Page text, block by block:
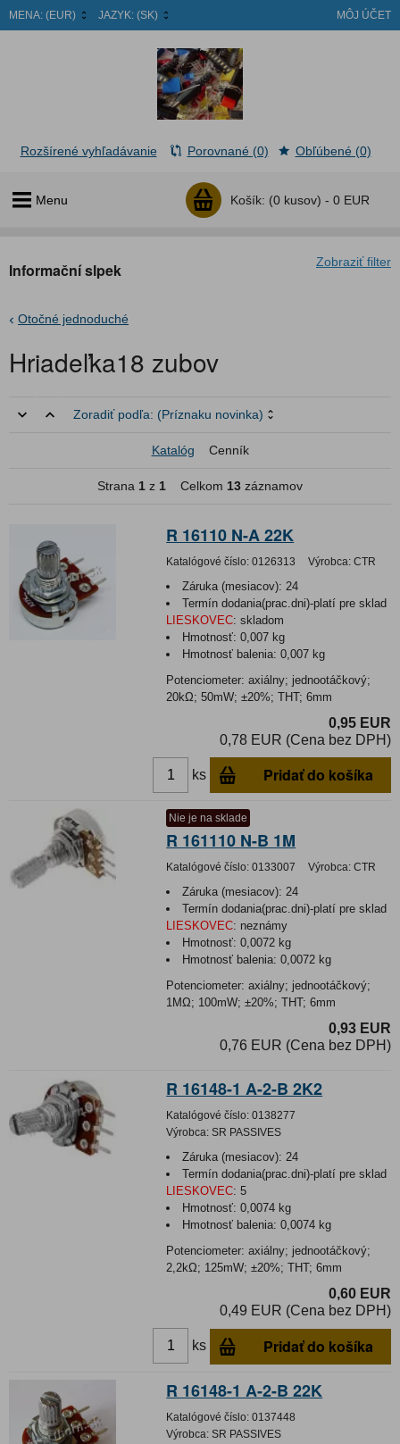
MENA: (EUR) JAZYK: (SK) MÔJ ÚČET
Menu Košík: (0 kusov) - 0 EUR
Rozšírené vyhľadávanie Porovnané (0) Obľúbené (0)
Zobraziť filter
Informační slpek
Otočné jednoduché
Hriadeľka18 zubov
Zoradiť podľa: (Príznaku novinka)
Katalóg Cenník
Strana 1 z 1 Celkom 13 záznamov
R 16110 N-A 22K
Katalógové číslo: 0126313 Výrobca: CTR
Záruka (mesiacov): 24
Termín dodania(prac.dni)-platí pre sklad
LIESKOVEC: skladom
Hmotnosť:0,007 kg
Hmotnosť balenia:0,007 kg
Potenciometer: axiálny; jednootáčkový;
20kΩ; 50mW; ±20%; THT; 6mm
0,95 EUR
0,78 EUR (Cena bez DPH)
ks Pridať do košíka
Nie je na sklade
R 161110 N-B 1M
Katalógové číslo: 0133007 Výrobca: CTR
Záruka (mesiacov): 24
Termín dodania(prac.dni)-platí pre sklad
LIESKOVEC: neznámy
Hmotnosť:0,0072 kg
Hmotnosť balenia:0,0072 kg
Potenciometer: axiálny; jednootáčkový;
1MΩ; 100mW; ±20%; THT; 6mm
0,93 EUR
0,76 EUR (Cena bez DPH)
R 16148-1 A-2-B 2K2
Katalógové číslo: 0138277
Výrobca: SR PASSIVES
Záruka (mesiacov): 24
Termín dodania(prac.dni)-platí pre sklad
LIESKOVEC: 5
Hmotnosť:0,0074 kg
Hmotnosť balenia:0,0074 kg
Potenciometer: axiálny; jednootáčkový;
2,2kΩ; 125mW; ±20%; THT; 6mm
0,60 EUR
0,49 EUR (Cena bez DPH)
ks Pridať do košíka
R 16148-1 A-2-B 22K
Katalógové číslo: 0137448
Výrobca: SR PASSIVES